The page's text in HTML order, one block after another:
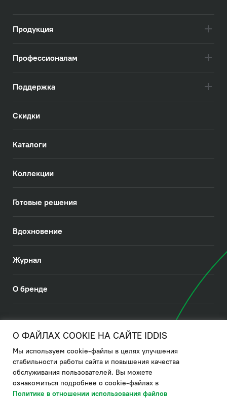
Продукция
Профессионалам
Поддержка
Скидки
Каталоги
Коллекции
Готовые решения
Вдохновение
Журнал
О бренде
Политика в отношении использования файлов cookies
Политика обработки ПДн
Политика в области управления цепочкой поставки
О ФАЙЛАХ COOKIE НА САЙТЕ IDDIS
Мы используем cookie-файлы в целях улучшения
стабильности работы сайта и повышения качества
обслуживания пользователей. Вы можете
ознакомиться подробнее о cookie-файлах в
Политике в отношении использования файлов